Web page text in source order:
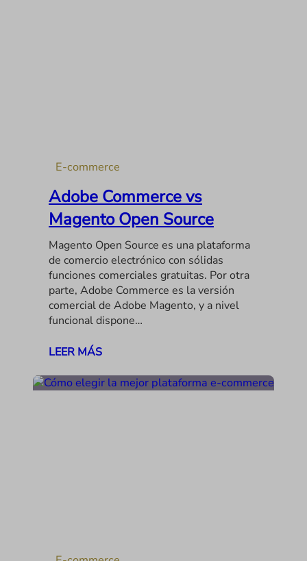
E-commerce
Adobe Commerce vs
Magento Open Source
Magento Open Source es una plataforma
de comercio electrónico con sólidas
funciones comerciales gratuitas. Por otra
parte, Adobe Commerce es la versión
comercial de Adobe Magento, y a nivel
funcional dispone…
LEER MÁS